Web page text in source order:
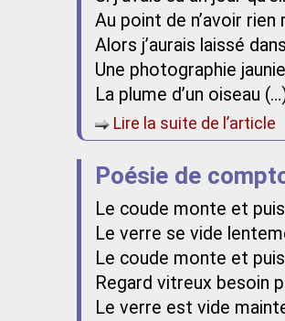
Au point de n’avoir
Alors j’aurais laissé
Une photographie jaunie
La plume d’un oiseau
Lire la suite de l’article
Poésie de
Le coude monte et
Le verre se vide
Le coude monte et
Regard vitreux besoin
Le verre est vide